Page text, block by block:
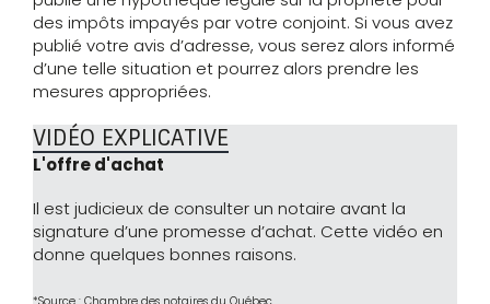
des impôts impayés par votre conjoint. Si vous avez
publié votre avis d’adresse, vous serez alors informé
d’une telle situation et pourrez alors prendre les
mesures appropriées.
VIDÉO EXPLICATIVE
L'offre d'achat
Il est judicieux de consulter un notaire avant la
signature d’une promesse d’achat. Cette vidéo en
donne quelques bonnes raisons.
*Source : Chambre des notaires du Québec